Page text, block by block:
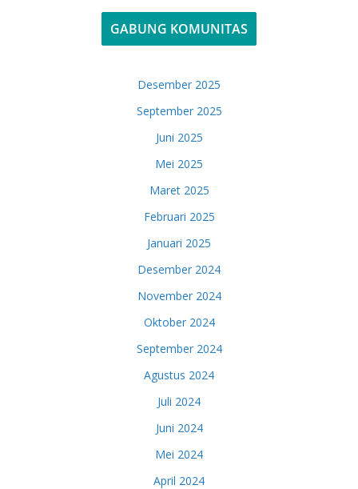
GABUNG KOMUNITAS
Desember 2025
September 2025
Juni 2025
Mei 2025
Maret 2025
Februari 2025
Januari 2025
Desember 2024
November 2024
Oktober 2024
September 2024
Agustus 2024
Juli 2024
Juni 2024
Mei 2024
April 2024